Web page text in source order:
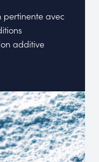
pertinente avec
additive